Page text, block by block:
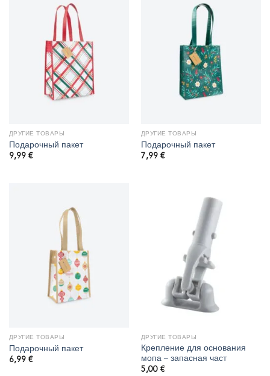
ДРУГИЕ ТОВАРЫ
Подарочный пакет
9,99 €
ДРУГИЕ ТОВАРЫ
Подарочный пакет
7,99 €
ДРУГИЕ ТОВАРЫ
Подарочный пакет
6,99 €
ДРУГИЕ ТОВАРЫ
Крепление для основания
мопа – запасная част
5,00 €